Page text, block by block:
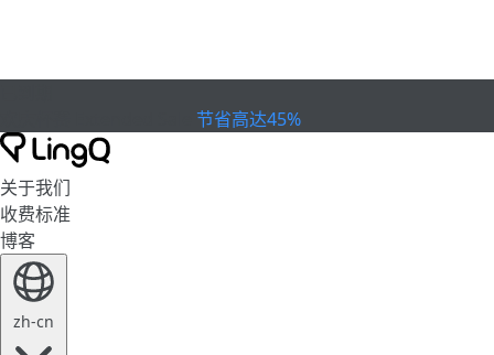
节省高达45%
关于我们
收费标准
博客
zh-cn